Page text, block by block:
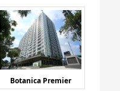
Botanica Premier